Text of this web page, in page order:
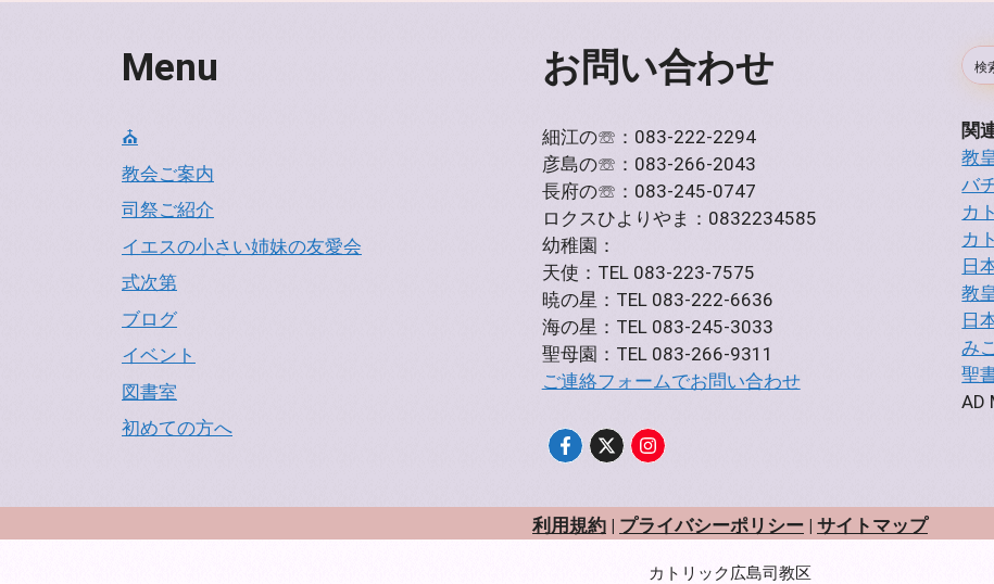
Menu
⛪
教会ご案内
司祭ご紹介
イエスの小さい姉妹の友愛会
式次第
ブログ
イベント
図書室
初めての方へ
お問い合わせ
細江の☏：083-222-2294
彦島の☏：083-266-2043
長府の☏：083-245-0747
ロクスひよりやま：0832234585
幼稚園：
天使：TEL 083-223-7575
暁の星：TEL 083-222-6636
海の星：TEL 083-245-3033
聖母園：TEL 083-266-9311
ご連絡フォームでお問い合わせ
関
教
バ
カ
カ
日
教
日
み
聖
AD
利用規約 | プライバシーポリシー | サイトマップ
カトリック広島司教区